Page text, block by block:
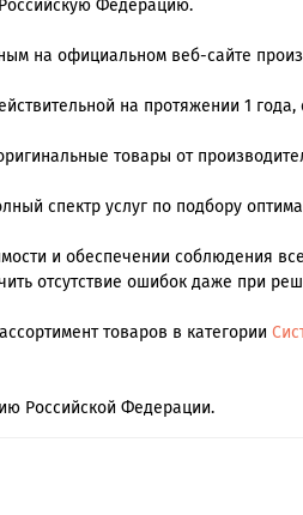
Федерацию.
на официальном веб-сайте
на протяжении 1
товары от
спектр услуг по подбору
и обеспечении соблюдения
отсутствие ошибок даже при
товаров в категории
Российской Федерации.